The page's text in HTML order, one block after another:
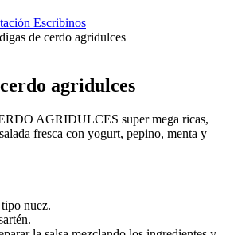
Escribinos
de cerdo agridulces
agridulces
AGRIDULCES super mega ricas,
fresca con yogurt, pepino, menta y
nuez.